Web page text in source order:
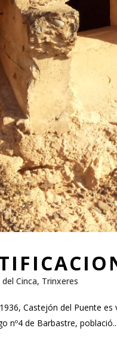
del Cinca, Trinxeres
Castejón del Puente
nº4 de Barbastre, població...